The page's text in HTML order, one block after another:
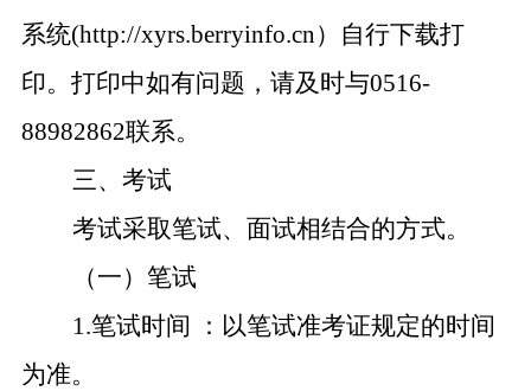
系统(http://xyrs.berryinfo.cn）自行下载打
印。打印中如有问题，请及时与0516-
88982862联系。
三、考试
考试采取笔试、面试相结合的方式。
（一）笔试
1.笔试时间 ：以笔试准考证规定的时间
为准。